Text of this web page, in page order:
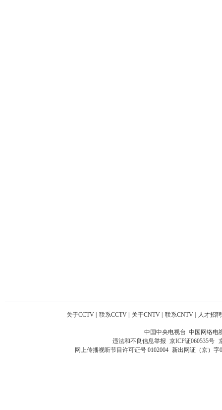
关于CCTV 联系CCTV 关于CNTV 联系CNTV 人才招聘
中国中央电视台 中国网络电
违法和不良信息举报 京ICP证060535号
网上传播视听节目许可证号 0102004 新出网证（京）